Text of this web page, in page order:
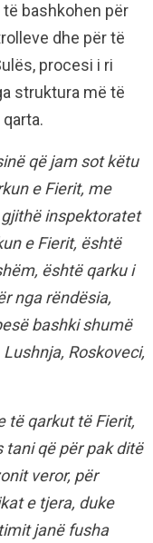
bashkohen për
dhe për të
procesi i ri
struktura më të
që jam sot këtu
e Fierit, me
inspektoratet
e Fierit, është
është qarku i
nga rëndësia,
bashki shumë
Roskoveci,
të qarkut të Fierit,
që për pak ditë
veror, për
e tjera, duke
janë fusha